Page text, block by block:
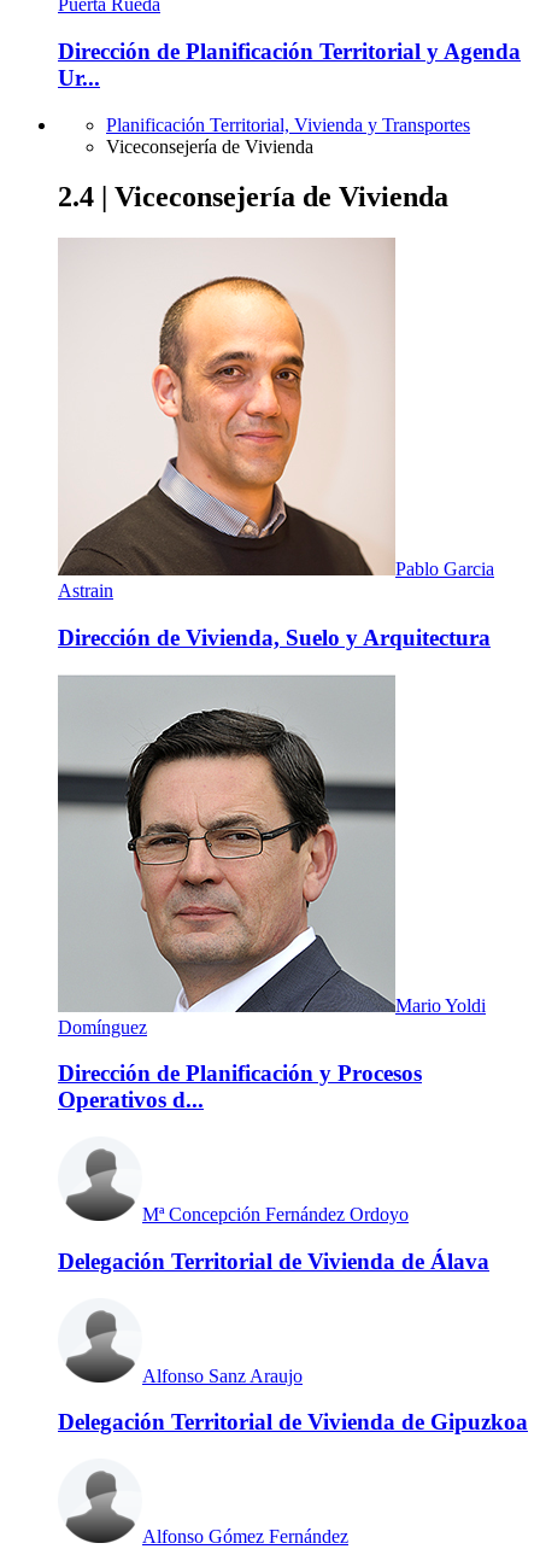
Puerta Rueda
Dirección de Planificación Territorial y Agenda
Ur...
Planificación Territorial, Vivienda y Transportes
Viceconsejería de Vivienda
2.4 | Viceconsejería de Vivienda
Pablo Garcia
Astrain
Dirección de Vivienda, Suelo y Arquitectura
Mario Yoldi
Domínguez
Dirección de Planificación y Procesos
Operativos d...
Mª Concepción Fernández Ordoyo
Delegación Territorial de Vivienda de Álava
Alfonso Sanz Araujo
Delegación Territorial de Vivienda de Gipuzkoa
Alfonso Gómez Fernández